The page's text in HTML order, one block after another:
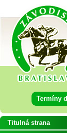
Termíny
Titulná strana